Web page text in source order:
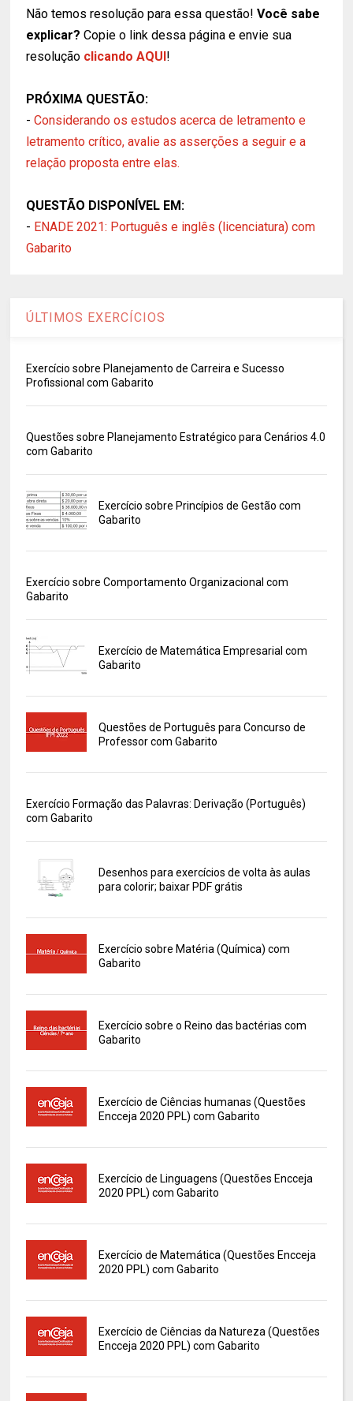
Não temos resolução para essa questão!Você sabe
explicar? Copie o link dessa página e envie sua
resolução clicando AQUI!
PRÓXIMA QUESTÃO:
-Considerando os estudos acerca de letramento e
letramento crítico, avalie as asserções a seguir e a
relação proposta entre elas.
QUESTÃO DISPONÍVEL EM:
- ENADE 2021: Português e inglês (licenciatura) com
Gabarito
ÚLTIMOS EXERCÍCIOS
Exercício sobre Planejamento de Carreira e Sucesso
Profissional com Gabarito
Questões sobre Planejamento Estratégico para Cenários 4.0
com Gabarito
Exercício sobre Princípios de Gestão com
Gabarito
Exercício sobre Comportamento Organizacional com
Gabarito
Exercício de Matemática Empresarial com
Gabarito
Questões de Português para Concurso de
Professor com Gabarito
Exercício Formação das Palavras: Derivação (Português)
com Gabarito
Desenhos para exercícios de volta às aulas
para colorir; baixar PDF grátis
Exercício sobre Matéria (Química) com
Gabarito
Exercício sobre o Reino das bactérias com
Gabarito
Exercício de Ciências humanas (Questões
Encceja 2020 PPL) com Gabarito
Exercício de Linguagens (Questões Encceja
2020 PPL) com Gabarito
Exercício de Matemática (Questões Encceja
2020 PPL) com Gabarito
Exercício de Ciências da Natureza (Questões
Encceja 2020 PPL) com Gabarito